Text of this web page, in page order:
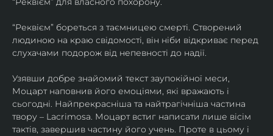
“Реквієм” бореться з таємницею смерті. Створений
людиною на краю свідомості, він ніби відкриває перед
слухачами подорож від непевності до надії.
Узявши добре знайомий текст заупокійної меси,
Моцарт наповнив його емоціями, які вражають і
сьогодні. Найпрекрасніша та найтрагічніша частина
твору – Lacrimosa. Моцарт встиг написати лише вісім
тактів, завершив частину його учень. Проте в цьому і